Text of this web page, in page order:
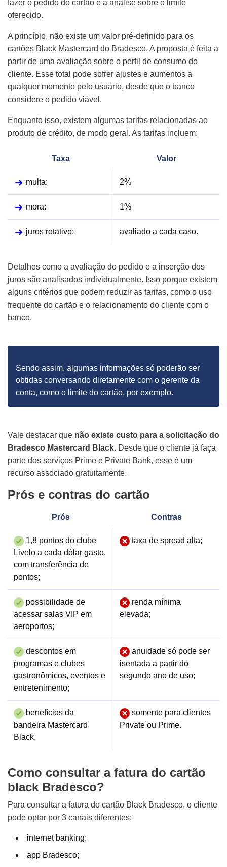
fazer o pedido do cartão e a análise sobre o limite
oferecido.
A princípio, não existe um valor pré-definido para os
cartões Black Mastercard do Bradesco. A proposta é feita a
partir de uma avaliação sobre o perfil de consumo do
cliente. Esse total pode sofrer ajustes e aumentos a
qualquer momento pelo usuário, desde que o banco
considere o pedido viável.
Enquanto isso, existem algumas tarifas relacionadas ao
produto de crédito, de modo geral. As tarifas incluem:
Taxa Valor
multa: 2%
mora: 1%
juros rotativo: avaliado a cada caso.
Detalhes como a avaliação do pedido e a inserção dos
juros são analisados individualmente. Isso porque existem
alguns critérios que podem reduzir as tarifas, como o uso
frequente do cartão e o relacionamento do cliente com o
banco.
Sendo assim, algumas informações só poderão ser
obtidas conversando diretamente com o gerente da
conta, como o limite do cartão, por exemplo.
Vale destacar que não existe custo para a solicitação do
Bradesco Mastercard Black. Desde que o cliente já faça
parte dos serviços Prime e Private Bank, esse é um
recurso associado gratuitamente.
Prós e contras do cartão
Prós Contras
1,8 pontos do clube
Livelo a cada dólar gasto,
com transferência de
pontos;
taxa de spread alta;
possibilidade de
acessar salas VIP em
aeroportos;
renda mínima
elevada;
descontos em
programas e clubes
gastronômicos, eventos e
entretenimento;
anuidade só pode ser
isentada a partir do
segundo ano de uso;
benefícios da
bandeira Mastercard
Black.
somente para clientes
Private ou Prime.
Como consultar a fatura do cartão
black Bradesco?
Para consultar a fatura do cartão Black Bradesco, o cliente
pode optar por 3 canais diferentes:
internet banking;
app Bradesco;